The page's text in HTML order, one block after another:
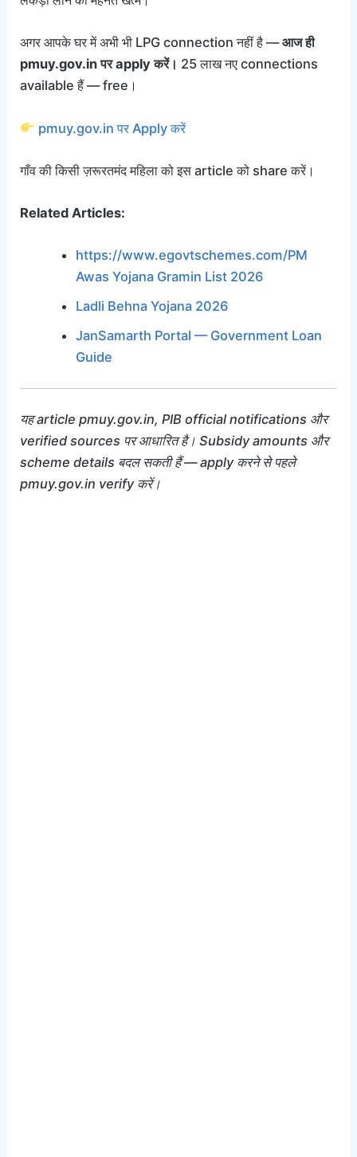
अगर आपके घर में अभी भी LPG connection नहीं है —आज ही
pmuy.gov.in पर apply करें। 25 लाख नए connections
available हैं — free।
pmuy.gov.in पर Apply करें
गाँव की किसी ज़रूरतमंद महिला को इस article को share करें।
Related Articles:
https://www.egovtschemes.com/PM
Awas Yojana Gramin List 2026
Ladli Behna Yojana 2026
JanSamarth Portal — Government Loan
Guide
यह article pmuy.gov.in, PIB official notifications और
verified sources पर आधारित है। Subsidy amounts और
scheme details बदल सकती हैं — apply करने से पहले
pmuy.gov.in verify करें।